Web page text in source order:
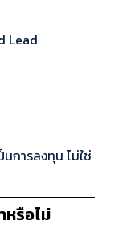
Lead
นการลงทุน ไม่ใช่
หรือไม่